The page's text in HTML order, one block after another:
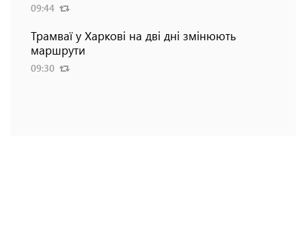
09:44
Трамваї у Харкові на дві дні змінюють
маршрути
09:30